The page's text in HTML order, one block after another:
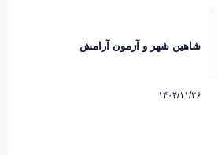
شاهین شهر و آزمون آرامش
۱۴۰۴/۱۱/۲۶